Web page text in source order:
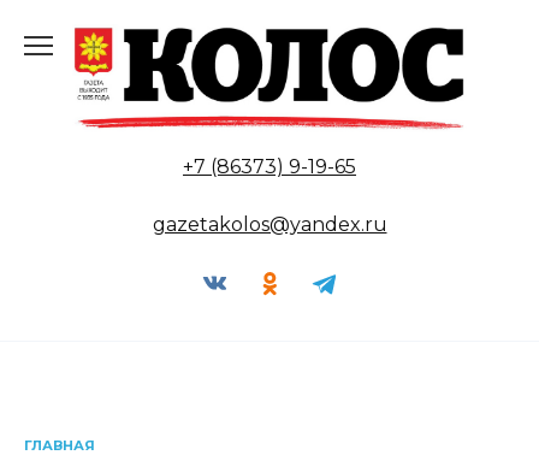
содержанию
+7 (86373) 9-19-65
gazetakolos@yandex.ru
ГЛАВНАЯ